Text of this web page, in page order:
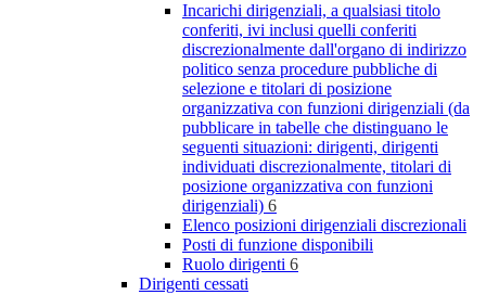
Incarichi dirigenziali, a qualsiasi titolo
conferiti, ivi inclusi quelli conferiti
discrezionalmente dall'organo di indirizzo
politico senza procedure pubbliche di
selezione e titolari di posizione
organizzativa con funzioni dirigenziali (da
pubblicare in tabelle che distinguano le
seguenti situazioni: dirigenti, dirigenti
individuati discrezionalmente, titolari di
posizione organizzativa con funzioni
dirigenziali) 6
Elenco posizioni dirigenziali discrezionali
Posti di funzione disponibili
Ruolo dirigenti 6
Dirigenti cessati